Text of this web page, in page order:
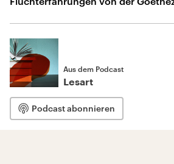
Aus dem Podcast
Lesart
Podcast abonnieren